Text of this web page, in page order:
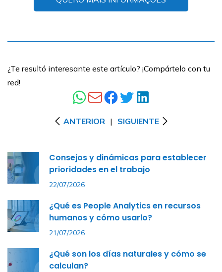
¿Te resultó interesante este artículo? ¡Compártelo con tu
red!
ANTERIOR | SIGUIENTE
Consejos y dinámicas para establecer
prioridades en el trabajo
22/07/2026
¿Qué es People Analytics en recursos
humanos y cómo usarlo?
21/07/2026
¿Qué son los días naturales y cómo se
calculan?